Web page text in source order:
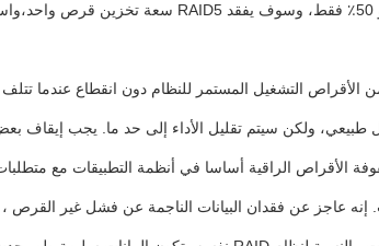
التشغيل المستمر للنظام دون انقطاع عندما تتلف
طبيعي، ولكن سيتم تقليل الأداء إلى حد ما. يجب إيقاف
إنه عاجز عن فقدان البيانات الناجمة عن فشل غير